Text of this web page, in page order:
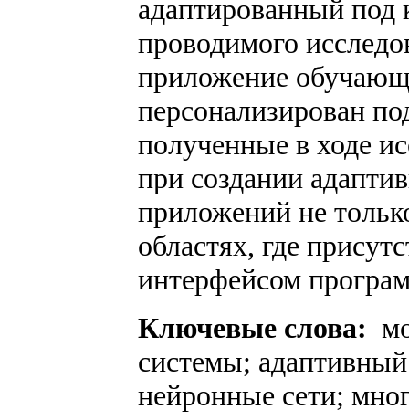
адаптированный под
проводимого
приложение
персонализирован
полученные в ходе
при создании
приложений не
областях, где
интерфейсом
Ключевые слова:
системы;
нейронные сети;